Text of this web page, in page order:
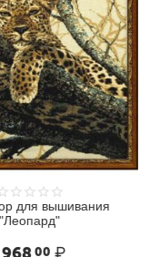
вышивания
00